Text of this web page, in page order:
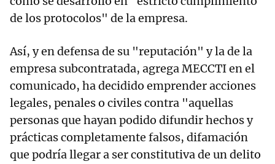
de los protocolos" de la empresa.
Así, y en defensa de su "reputación" y la de la
empresa subcontratada, agrega MECCTI en el
comunicado, ha decidido emprender acciones
legales, penales o civiles contra "aquellas
personas que hayan podido difundir hechos y
prácticas completamente falsos, difamación
que podría llegar a ser constitutiva de un delito